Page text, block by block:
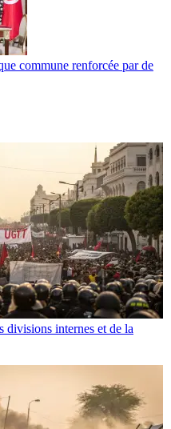
commune renforcée par de
divisions internes et de la